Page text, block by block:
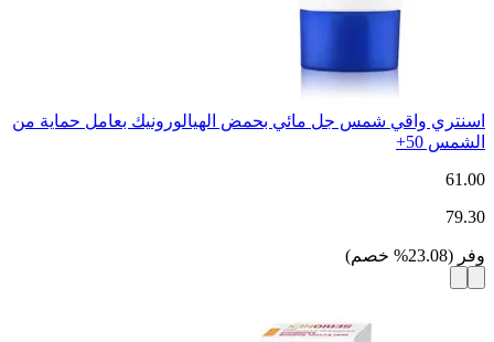
اسنتري واقي شمس جل مائي بحمض الهيالورونيك بعامل حماية من
الشمس 50+
61.00
79.30
وفر (
23.08
% خصم)